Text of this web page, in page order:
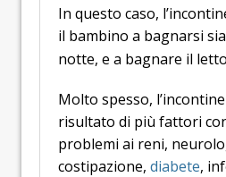
In questo caso,
il bambino a bagnarsi
notte, e a bagnare il
Molto spesso,
risultato di più fattori
problemi ai reni,
costipazione, diabete,